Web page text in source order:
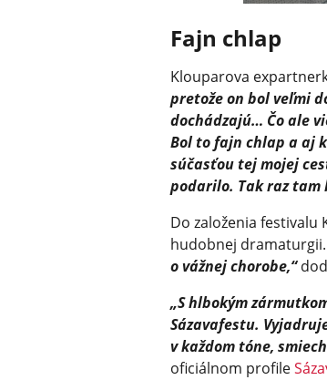
Fajn chlap
Klouparova
pretože on bol veľmi
dochádzajú… Čo ale
Bol to fajn chlap a aj
súčasťou tej mojej
podarilo. Tak raz tam
Do založenia festivalu
hudobnej
o vážnej chorobe,“
„S hlbokým
Sázavafestu.
v každom tóne,
oficiálnom profile